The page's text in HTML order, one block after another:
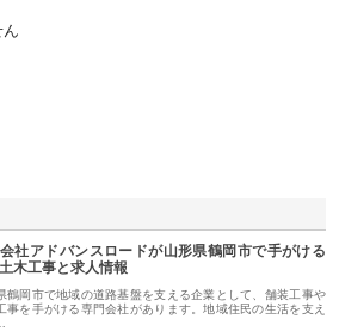
社アドバンスロードが山形県鶴岡市で手がける
木工事と求人情報
鶴岡市で地域の道路基盤を支える企業として、舗装工事や
事を手がける専門会社があります。地域住民の生活を支え